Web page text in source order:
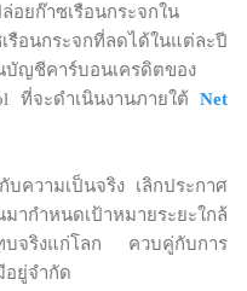
อยก๊าซเรือนกระจกใน
อนกระจกที่ลดได้ในแต่ละปี
บัญชีคาร์บอนเครดิตของ
ที่จะดำเนินงานภายใต้ Net
ความเป็นจริง เลิกประกาศ
ากำหนดเป้าหมายระยะใกล้
บจริงแก่โลก ควบคู่กับการ
อยู่จำกัด